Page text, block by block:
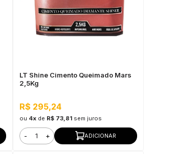
LT Shine Cimento Queimado Mars
2,5Kg
R$ 295,24
ou 4xde R$ 73,81 sem juros
- + ADICIONAR